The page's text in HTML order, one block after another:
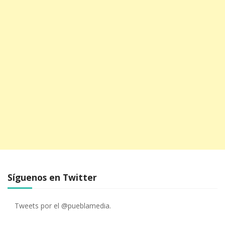
Síguenos en Twitter
Tweets por el @pueblamedia.